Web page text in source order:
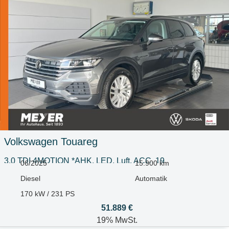
Volkswagen Touareg
3.0 TDI 4MOTION *AHK, LED, Luft, ACC, 19
06/2025
15.900 km
Diesel
Automatik
170 kW / 231 PS
51.889 €
19% MwSt.